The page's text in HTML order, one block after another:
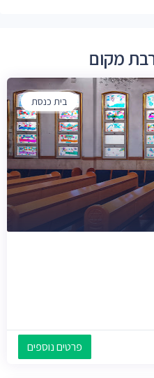
מקום
בית כנסת
פרטים נוספים